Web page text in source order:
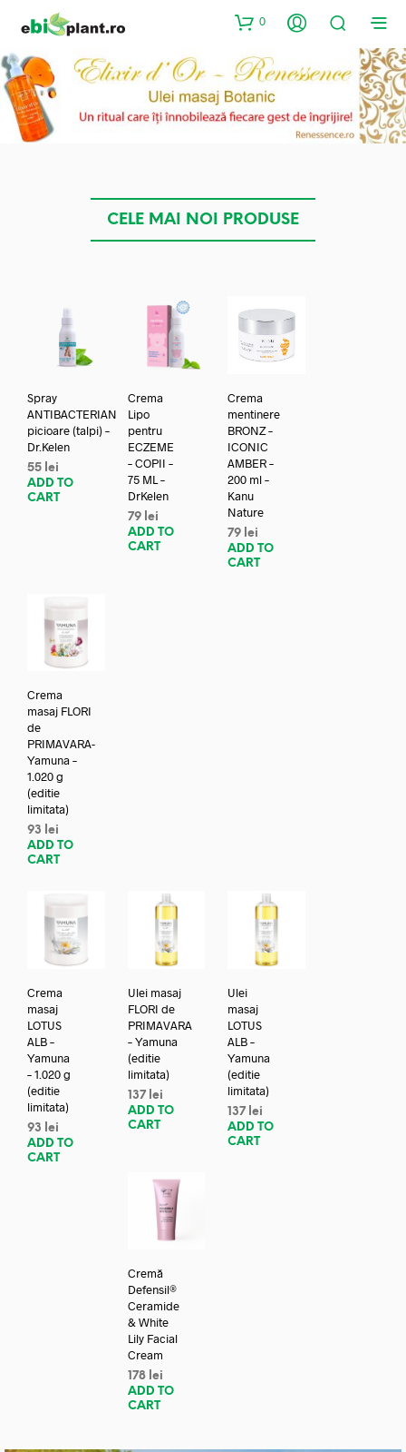
0
CELE MAI NOI PRODUSE
Spray
ANTIBACTERIAN
picioare (talpi) –
Dr.Kelen
55 lei
ADD TO
CART
Crema
Lipo
pentru
ECZEME
– COPII –
75 ML –
DrKelen
79 lei
ADD TO
CART
Crema
mentinere
BRONZ –
ICONIC
AMBER –
200 ml –
Kanu
Nature
79 lei
ADD TO
CART
Crema
masaj FLORI
de
PRIMAVARA-
Yamuna –
1.020 g
(editie
limitata)
93
lei
ADD TO
CART
Crema
masaj
LOTUS
ALB –
Yamuna
– 1.020 g
(editie
limitata)
93
lei
ADD TO
CART
Ulei masaj
FLORI de
PRIMAVARA
– Yamuna
(editie
limitata)
137 lei
ADD TO
CART
Ulei
masaj
LOTUS
ALB –
Yamuna
(editie
limitata)
137 lei
ADD TO
CART
Cremă
Defensil®
Ceramide
& White
Lily Facial
Cream
178 lei
ADD TO
CART